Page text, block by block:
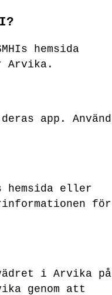
hemsida
Arvika.
app. Använd
hemsida eller
för
i Arvika på
genom att